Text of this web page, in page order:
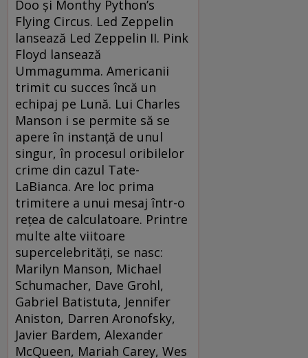
Doo și Monthy Python’s
Flying Circus. Led Zeppelin
lansează Led Zeppelin II. Pink
Floyd lansează
Ummagumma. Americanii
trimit cu succes încă un
echipaj pe Lună. Lui Charles
Manson i se permite să se
apere în instanță de unul
singur, în procesul oribilelor
crime din cazul Tate-
LaBianca. Are loc prima
trimitere a unui mesaj într-o
rețea de calculatoare. Printre
multe alte viitoare
supercelebrități, se nasc:
Marilyn Manson, Michael
Schumacher, Dave Grohl,
Gabriel Batistuta, Jennifer
Aniston, Darren Aronofsky,
Javier Bardem, Alexander
McQueen, Mariah Carey, Wes